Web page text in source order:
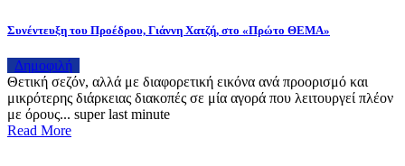
Συνέντευξη του Προέδρου, Γιάννη Χατζή, στο «Πρώτο ΘΕΜΑ»
Δημοφιλή
Θετική σεζόν, αλλά με διαφορετική εικόνα ανά προορισμό και
μικρότερης διάρκειας διακοπές σε μία αγορά που λειτουργεί πλέον
με όρους... super last minute
Read More